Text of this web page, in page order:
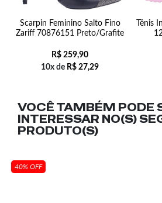
Scarpin Feminino Salto Fino
Zariff 70876151 Preto/Grafite
R$ 259,90
10x de R$ 27,29
Tênis
VOCÊ TAMBÉM PODE
INTERESSAR NO(S)
PRODUTO(S)
40% OFF